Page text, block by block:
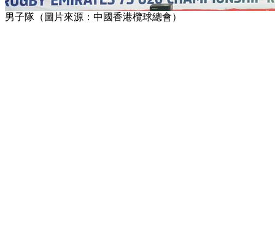
男子隊（圖片來源：中國香港欖球總會）